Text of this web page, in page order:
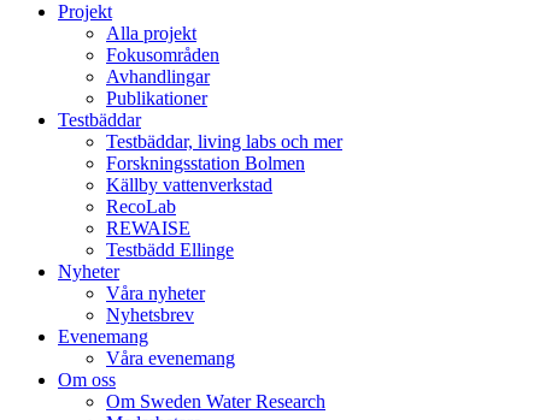
Projekt
Alla projekt
Fokusområden
Avhandlingar
Publikationer
Testbäddar
Testbäddar, living labs och mer
Forskningsstation Bolmen
Källby vattenverkstad
RecoLab
REWAISE
Testbädd Ellinge
Nyheter
Våra nyheter
Nyhetsbrev
Evenemang
Våra evenemang
Om oss
Om Sweden Water Research